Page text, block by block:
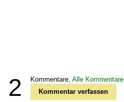
2 Kommentare, Alle Kommentare
Kommentar verfassen